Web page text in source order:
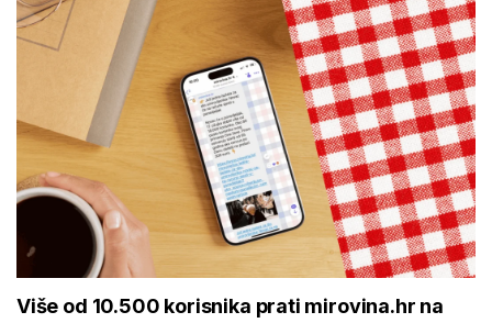
Više od 10.500 korisnika prati mirovina.hr na